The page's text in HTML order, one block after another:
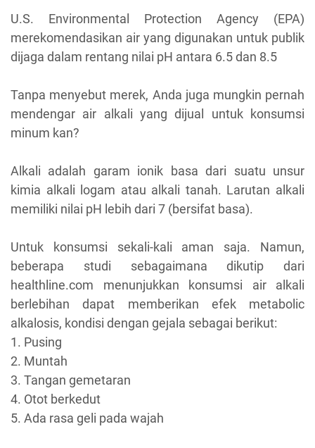
U.S. Environmental Protection Agency (EPA)
merekomendasikan air yang digunakan untuk publik
dijaga dalam rentang nilai pH antara 6.5 dan 8.5
Tanpa menyebut merek, Anda juga mungkin pernah
mendengar air alkali yang dijual untuk konsumsi
minum kan?
Alkali adalah garam ionik basa dari suatu unsur
kimia alkali logam atau alkali tanah. Larutan alkali
memiliki nilai pH lebih dari 7 (bersifat basa).
Untuk konsumsi sekali-kali aman saja. Namun,
beberapa studi sebagaimana dikutip dari
healthline.com menunjukkan konsumsi air alkali
berlebihan dapat memberikan efek metabolic
alkalosis, kondisi dengan gejala sebagai berikut:
1. Pusing
2. Muntah
3. Tangan gemetaran
4. Otot berkedut
5. Ada rasa geli pada wajah